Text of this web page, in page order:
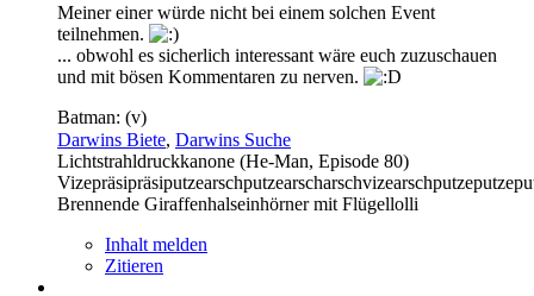
Meiner einer würde nicht bei einem solchen Event
teilnehmen.
... obwohl es sicherlich interessant wäre euch zuzuschauen
und mit bösen Kommentaren zu nerven.
Batman: (v)
Darwins Biete, Darwins Suche
Lichtstrahldruckkanone (He-Man, Episode 80)
Brennende Giraffenhalseinhörner mit Flügellolli
Inhalt melden
Zitieren